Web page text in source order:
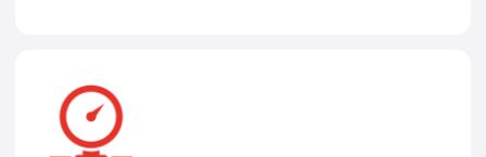
или замена
счетчиков?